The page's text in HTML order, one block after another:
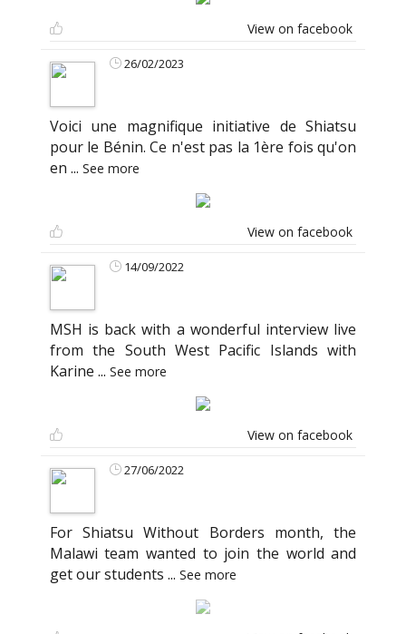
View on facebook
26/02/2023
Voici une magnifique initiative de Shiatsu
pour le Bénin. Ce n'est pas la 1ère fois qu'on
en ... See more
View on facebook
14/09/2022
MSH is back with a wonderful interview live
from the South West Pacific Islands with
Karine ... See more
View on facebook
27/06/2022
For Shiatsu Without Borders month, the
Malawi team wanted to join the world and
get our students ... See more